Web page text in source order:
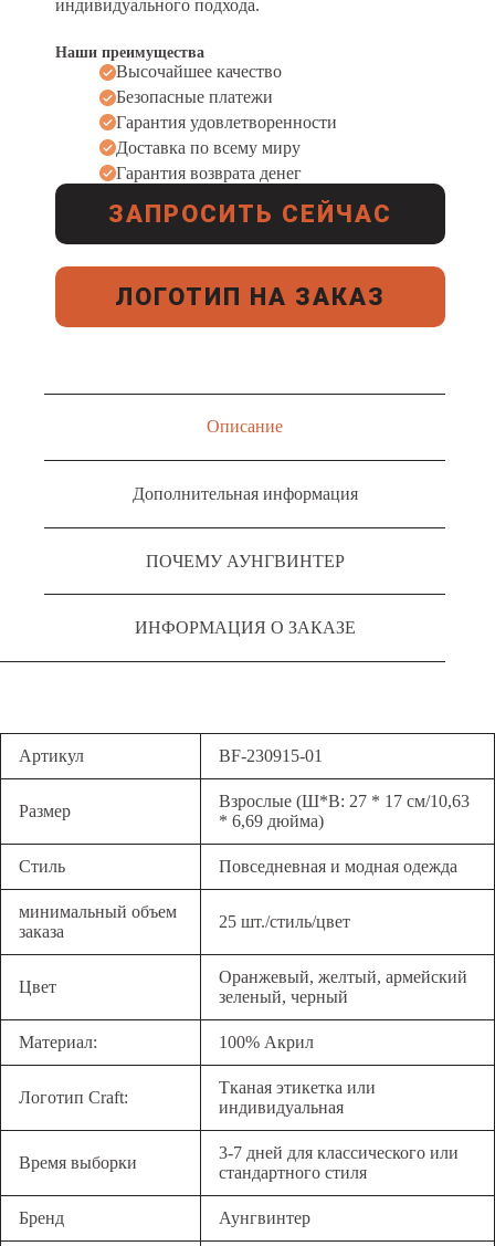
индивидуального подхода.
Наши преимущества
Высочайшее качество
Безопасные платежи
Гарантия удовлетворенности
Доставка по всему миру
Гарантия возврата денег
ЗАПРОСИТЬ СЕЙЧАС
ЛОГОТИП НА ЗАКАЗ
Описание
Дополнительная информация
ПОЧЕМУ АУНГВИНТЕР
ИНФОРМАЦИЯ О ЗАКАЗЕ
Артикул BF-230915-01
Размер
Взрослые (Ш*В: 27 * 17 см/10,63
* 6,69 дюйма)
Стиль Повседневная и модная одежда
минимальный объем
заказа
25 шт./стиль/цвет
Цвет
Оранжевый, желтый, армейский
зеленый, черный
Материал: 100% Акрил
Логотип Craft:
Тканая этикетка или
индивидуальная
Время выборки
3-7 дней для классического или
стандартного стиля
Бренд Аунгвинтер